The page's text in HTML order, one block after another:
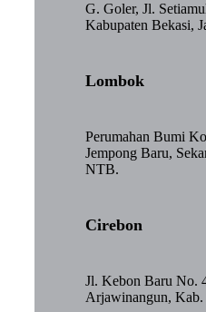
G. Goler, Jl.
Kabupaten Bekasi,
Lombok
Perumahan Bumi
Jempong Baru,
NTB.
Cirebon
Jl. Kebon Baru No.
Arjawinangun, Kab.